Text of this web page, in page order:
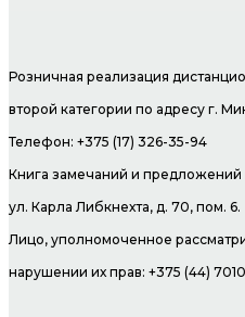
Розничная реализация
второй категории по адресу г.
Телефон: +375 (17) 326-35-94
Книга замечаний и предложений
ул. Карла Либкнехта, д. 70, пом. 6.
Лицо, уполномоченное
нарушении их прав: +375 (44)